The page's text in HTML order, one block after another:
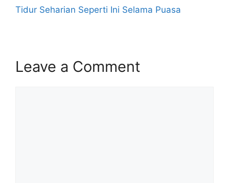
Tidur Seharian Seperti Ini Selama Puasa
Leave a Comment